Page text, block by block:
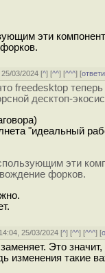
эти
03/2024 [^] [^^] [^^^] [
freedesktop
десктоп-
"идеальный
эти
форков.
25/03/2024 [^] [^^] [^^^] [
Это
изменения такие